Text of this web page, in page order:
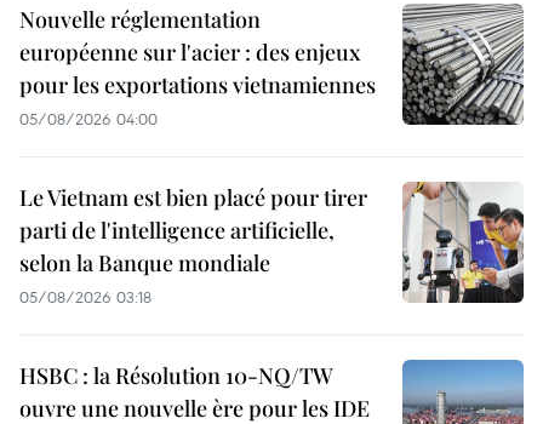
Nouvelle réglementation
européenne sur l'acier : des enjeux
pour les exportations vietnamiennes
05/08/2026 04:00
Le Vietnam est bien placé pour tirer
parti de l'intelligence artificielle,
selon la Banque mondiale
05/08/2026 03:18
HSBC : la Résolution 10-NQ/TW
ouvre une nouvelle ère pour les IDE